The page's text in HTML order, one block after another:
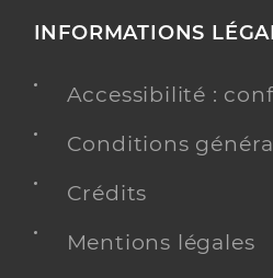
INFORMATIONS
Accessibilité :
Conditions
Crédits
Mentions légales